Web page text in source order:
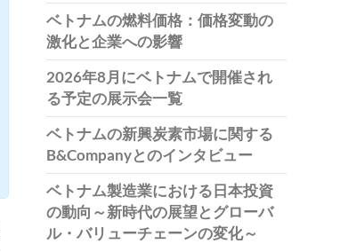
ベトナムの燃料価格：価格変動の
激化と企業への影響
2026年8月にベトナムで開催され
る予定の展示会一覧
ベトナムの新興炭素市場に関する
B&Companyとのインタビュー
ベトナム製造業における日本投資
の動向～新時代の展望とグローバ
ル・バリューチェーンの変化～